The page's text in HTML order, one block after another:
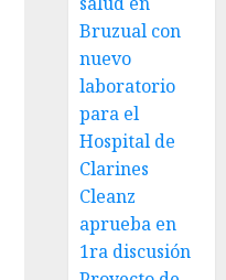
Bruzual con
nuevo
laboratorio
para el
Hospital de
Clarines
Cleanz
aprueba en
1ra discusión